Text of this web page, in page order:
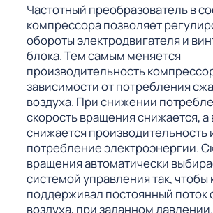
Частотный преобразователь в
компрессора позволяет
обороты электродвигателя и
блока. Тем самым меняется
производительность
зависимости от потребления
воздуха. При снижении
скорость вращения снижается, а
снижается производительность
потребление электроэнергии.
вращения автоматически
системой управления так,
поддерживал постоянный поток
воздуха, при заданном давлении.